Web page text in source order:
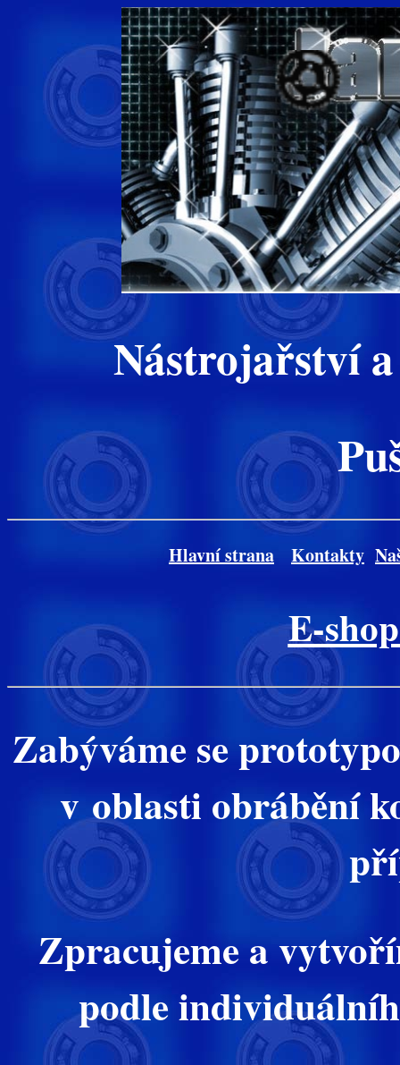
Nástrojařství
Hlavní strana Kontakty
E-
Zabýváme se
v oblasti obrábění
Zpracujeme a
podle